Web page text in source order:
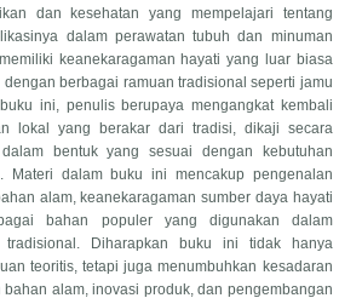
dan kesehatan yang mempelajari tentang
dalam perawatan tubuh dan minuman
keanekaragaman hayati yang luar biasa
berbagai ramuan tradisional seperti jamu
ini, penulis berupaya mengangkat kembali
lokal yang berakar dari tradisi, dikaji secara
bentuk yang sesuai dengan kebutuhan
Materi dalam buku ini mencakup pengenalan
alam, keanekaragaman sumber daya hayati
bahan populer yang digunakan dalam
tradisional. Diharapkan buku ini tidak hanya
teoritis, tetapi juga menumbuhkan kesadaran
alam, inovasi produk, dan pengembangan